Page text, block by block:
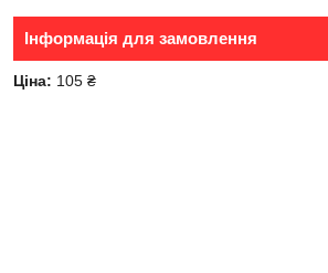
Інформація для замовлення
Ціна: 105 ₴